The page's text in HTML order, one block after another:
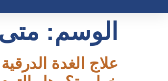
الوسم: